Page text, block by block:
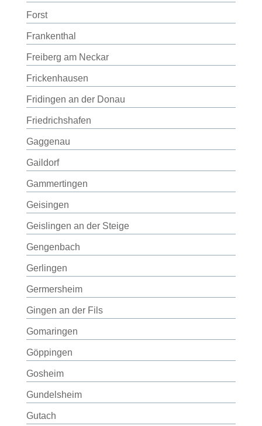
Forst
Frankenthal
Freiberg am Neckar
Frickenhausen
Fridingen an der Donau
Friedrichshafen
Gaggenau
Gaildorf
Gammertingen
Geisingen
Geislingen an der Steige
Gengenbach
Gerlingen
Germersheim
Gingen an der Fils
Gomaringen
Göppingen
Gosheim
Gundelsheim
Gutach